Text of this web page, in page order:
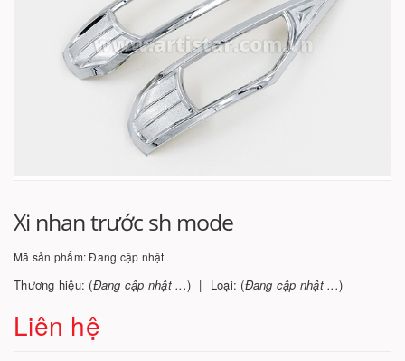
Xi nhan trước sh mode
Mã sản phẩm:Đang cập nhật
Thương hiệu: (Đang cập nhật ...) Loại: (Đang cập nhật ...)
Liên hệ